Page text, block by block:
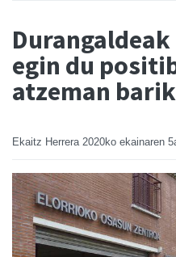
egin du
atzeman barik
Ekaitz Herrera 2020ko ekainaren